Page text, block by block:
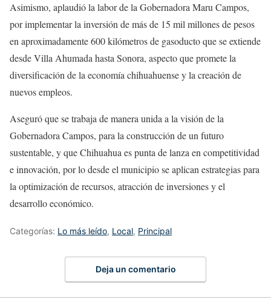
Asimismo, aplaudió la labor de la Gobernadora Maru Campos,
por implementar la inversión de más de 15 mil millones de pesos
en aproximadamente 600 kilómetros de gasoducto que se extiende
desde Villa Ahumada hasta Sonora, aspecto que promete la
diversificación de la economía chihuahuense y la creación de
nuevos empleos.
Aseguró que se trabaja de manera unida a la visión de la
Gobernadora Campos, para la construcción de un futuro
sustentable, y que Chihuahua es punta de lanza en competitividad
e innovación, por lo desde el municipio se aplican estrategias para
la optimización de recursos, atracción de inversiones y el
desarrollo económico.
Categorías: Lo más leído, Local, Principal
Deja un comentario